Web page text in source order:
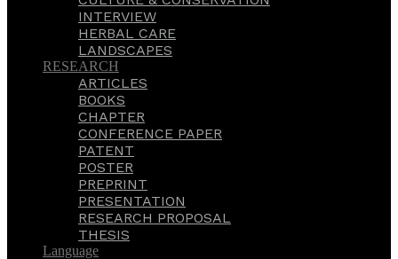
INTERVIEW
HERBAL CARE
LANDSCAPES
RESEARCH
ARTICLES
BOOKS
CHAPTER
CONFERENCE PAPER
PATENT
POSTER
PREPRINT
PRESENTATION
RESEARCH PROPOSAL
THESIS
Language